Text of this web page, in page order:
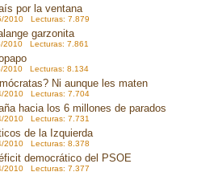
por la ventana
2010 Lecturas: 7.879
garzonita
2010 Lecturas: 7.861
2010 Lecturas: 8.134
Ni aunque les maten
2010 Lecturas: 7.704
hacia los 6 millones de parados
2010 Lecturas: 7.731
de la Izquierda
2010 Lecturas: 8.378
democrático del PSOE
2010 Lecturas: 7.377